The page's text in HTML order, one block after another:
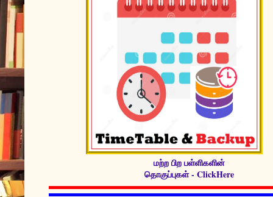
மற்ற பிற பள்ளிகளின்
தொகுப்புகள் - ClickHere